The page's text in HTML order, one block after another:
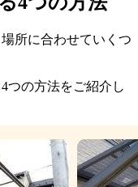
所に合わせていくつ
つの方法をご紹介し